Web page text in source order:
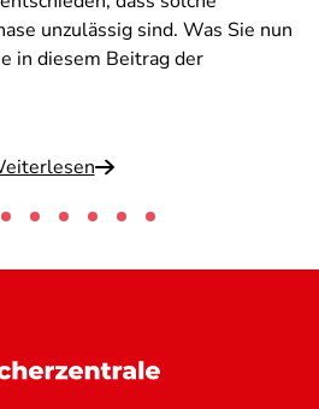
unzulässig sind. Was Sie nun
in diesem Beitrag der